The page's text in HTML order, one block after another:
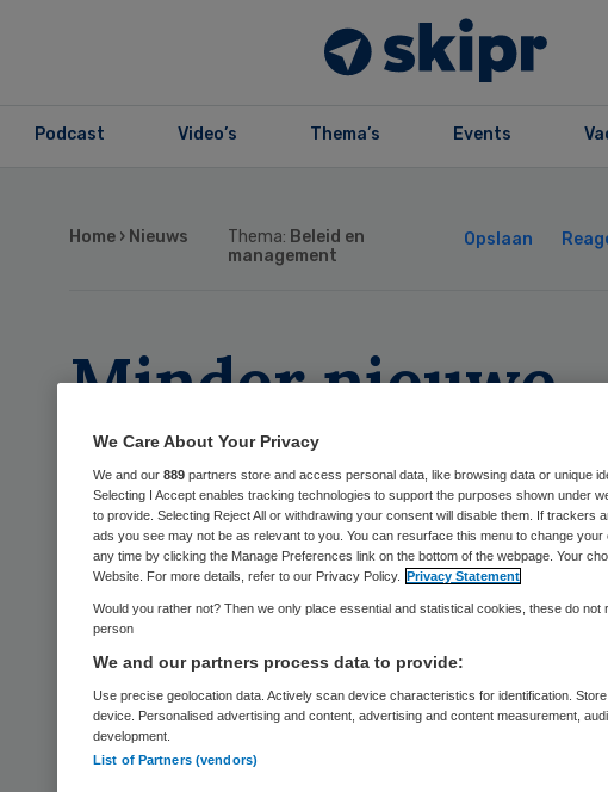
Podcast Video’s Thema’s Events
Home › Nieuws Thema: Beleid en
management
Opslaan
Minder nieuwe
in Antwerpen,
in België juist
Skipr Redactie 7 augustus 2020, 12:58 449
We Care About Your Privacy
We and our 889 partners store and access personal data, like browsing data or unique
Selecting I Accept enables tracking technologies to support the purposes shown under
to provide. Selecting Reject All or withdrawing your consent will disable them. If trackers
ads you see may not be as relevant to you. You can resurface this menu to change
any time by clicking the Manage Preferences link on the bottom of the webpage. Your
Website. For more details, refer to our Privacy Policy. Privacy Statement
Would you rather not? Then we only place essential and statistical cookies, these do
person
We and our partners process data to provide:
Use precise geolocation data. Actively scan device characteristics for identification.
device. Personalised advertising and content, advertising and content measurement,
development.
List of Partners (vendors)